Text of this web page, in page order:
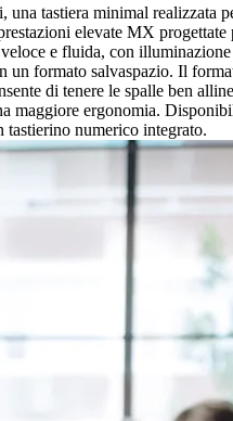
tastiera minimal realizzata
elevate MX progettate
e fluida, con
un formato salvaspazio. Il
di tenere le spalle ben
maggiore ergonomia.
tastierino numerico integrato.